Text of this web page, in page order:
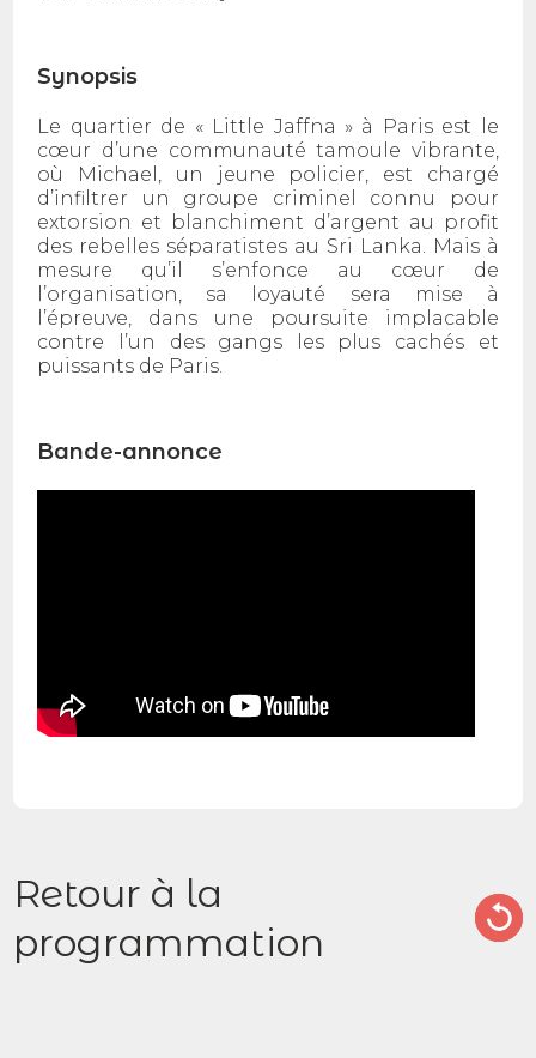
Synopsis
Le quartier de « Little Jaffna » à Paris est le
cœur d’une communauté tamoule vibrante,
où Michael, un jeune policier, est chargé
d’infiltrer un groupe criminel connu pour
extorsion et blanchiment d’argent au profit
des rebelles séparatistes au Sri Lanka. Mais à
mesure qu’il s’enfonce au cœur de
l’organisation, sa loyauté sera mise à
l’épreuve, dans une poursuite implacable
contre l’un des gangs les plus cachés et
puissants de Paris.
Bande-annonce
Retour à la
programmation